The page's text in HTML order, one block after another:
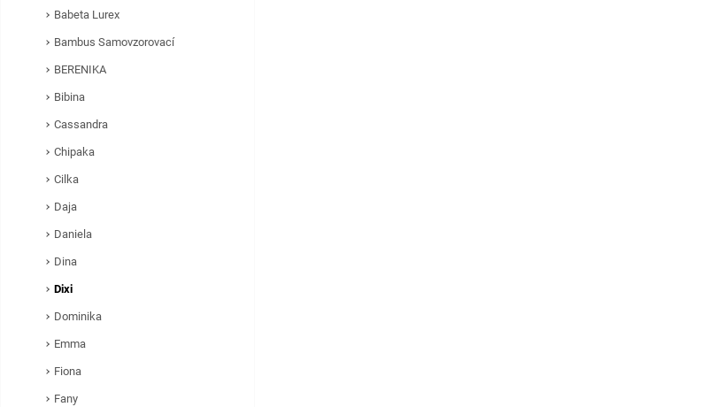
Babeta Lurex
Bambus Samovzorovací
BERENIKA
Bibina
Cassandra
Chipaka
Cilka
Daja
Daniela
Dina
Dixi
Dominika
Emma
Fiona
Fany